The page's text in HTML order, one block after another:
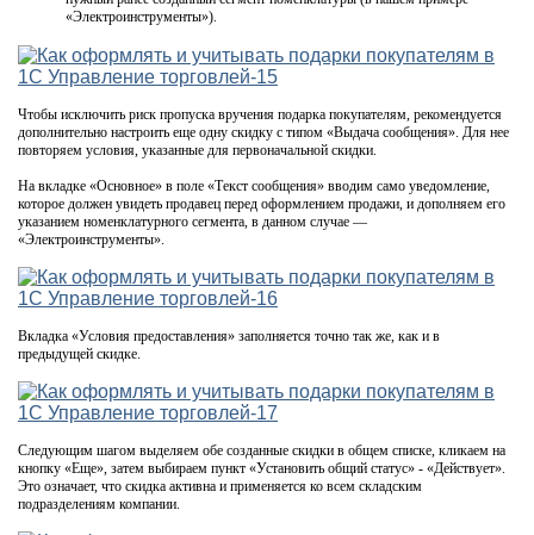
«Электроинструменты»).
Чтобы исключить риск пропуска вручения подарка покупателям, рекомендуется
дополнительно настроить еще одну скидку с типом «Выдача сообщения». Для нее
повторяем условия, указанные для первоначальной скидки.
На вкладке «Основное» в поле «Текст сообщения» вводим само уведомление,
которое должен увидеть продавец перед оформлением продажи, и дополняем его
указанием номенклатурного сегмента, в данном случае —
«Электроинструменты».
Вкладка «Условия предоставления» заполняется точно так же, как и в
предыдущей скидке.
Следующим шагом выделяем обе созданные скидки в общем списке, кликаем на
кнопку «Еще», затем выбираем пункт «Установить общий статус» - «Действует».
Это означает, что скидка активна и применяется ко всем складским
подразделениям компании.